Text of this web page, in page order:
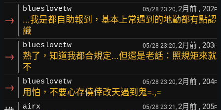
→
blueslovetw 05/28 23:20, 2月前 , 202F
...我是都自助報到，基本上常遇到的地勤都有點認
識
→
blueslovetw 05/28 23:20, 2月前 , 203F
熟了，知道我都合規定...但還是老話：照規矩來就
不
→ blueslovetw 05/28 23:20, 2月前 , 204F
用怕，不要心存僥倖改天遇到鬼=.,=
airx 05/28 23:21, 2月前 , 205F